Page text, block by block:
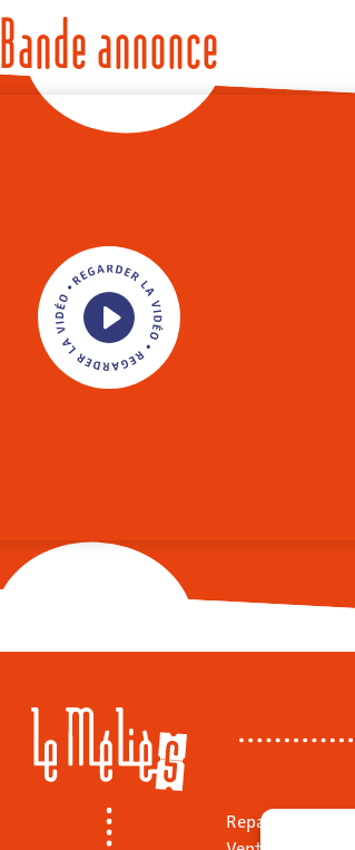
Bande annonce
Repas sur place